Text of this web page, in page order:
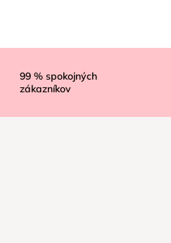
99% spokojných
zákazníkov